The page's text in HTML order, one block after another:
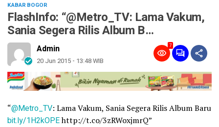
KABAR BOGOR
FlashInfo: “@Metro_TV: Lama Vakum,
Sania Segera Rilis Album B…
Admin
20 Jun 2015 - 13:48 WIB
7
“@Metro_TV: Lama Vakum, Sania Segera Rilis Album Baru
bit.ly/1H2kOPEhttp://t.co/3zRWoxjmrQ”